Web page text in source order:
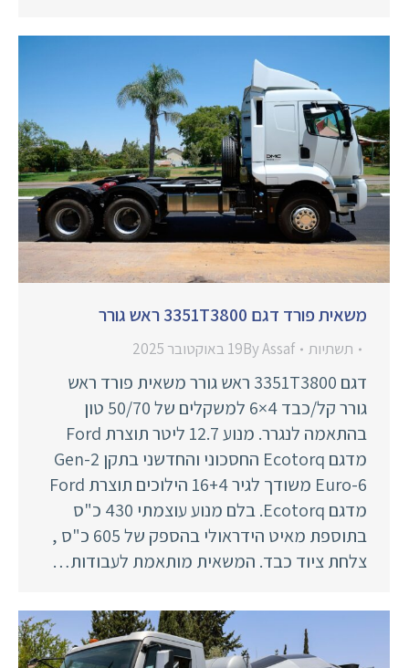
משאית פורד דגם 3351T3800 ראש גורר
תשתיות ByAssaf 19 באוקטובר 2025
דגם 3351T3800 ראש גורר משאית פורד ראש
גורר קל/כבד 4×6 למשקלים של 50/70 טון
בהתאמה לנגרר. מנוע 12.7 ליטר תוצרת Ford
מדגם Ecotorq החסכוני והחדשני בתקן Gen-2
Euro-6 משודך לגיר 16+4 הילוכים תוצרת Ford
מדגם Ecotorq. בלם מנוע עוצמתי 430 כ"ס
בתוספת מאיט הידראולי בהספק של 605 כ"ס ,
צלחת ציוד כבד. המשאית מותאמת לעבודות…